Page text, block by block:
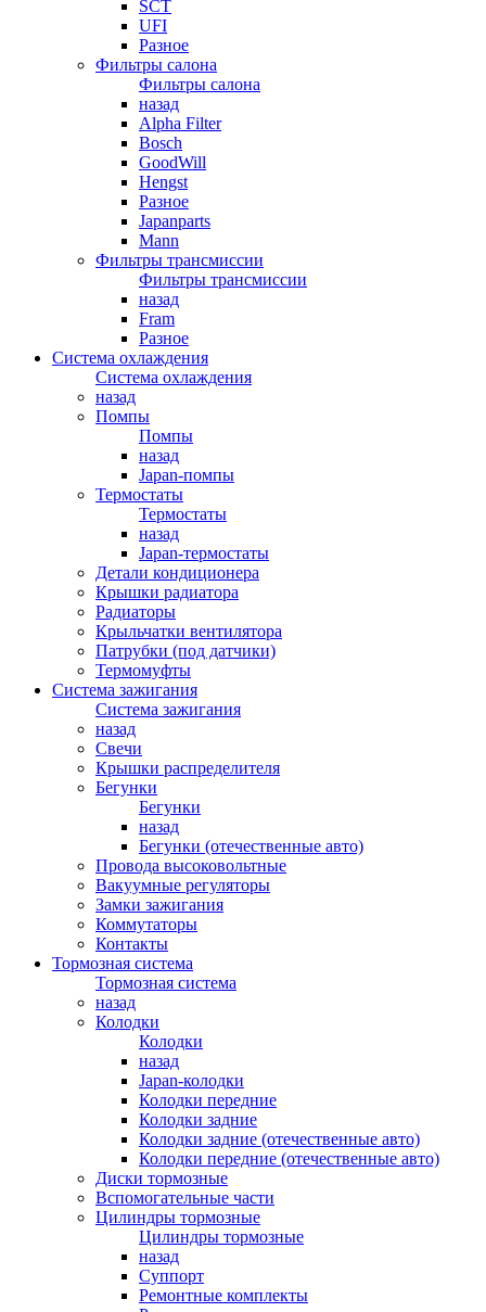
SCT
UFI
Разное
Фильтры салона
Фильтры салона
назад
Alpha Filter
Bosch
GoodWill
Hengst
Разное
Japanparts
Mann
Фильтры трансмиссии
Фильтры трансмиссии
назад
Fram
Разное
Система охлаждения
Система охлаждения
назад
Помпы
Помпы
назад
Japan-помпы
Термостаты
Термостаты
назад
Japan-термостаты
Детали кондиционера
Крышки радиатора
Радиаторы
Крыльчатки вентилятора
Патрубки (под датчики)
Термомуфты
Система зажигания
Система зажигания
назад
Свечи
Крышки распределителя
Бегунки
Бегунки
назад
Бегунки (отечественные авто)
Провода высоковольтные
Вакуумные регуляторы
Замки зажигания
Коммутаторы
Контакты
Тормозная система
Тормозная система
назад
Колодки
Колодки
назад
Japan-колодки
Колодки передние
Колодки задние
Колодки задние (отечественные авто)
Колодки передние (отечественные авто)
Диски тормозные
Вспомогательные части
Цилиндры тормозные
Цилиндры тормозные
назад
Суппорт
Ремонтные комплекты